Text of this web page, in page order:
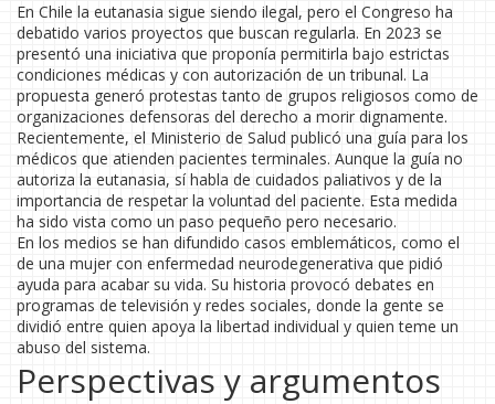
En Chile la eutanasia sigue siendo ilegal, pero el Congreso ha
debatido varios proyectos que buscan regularla. En 2023 se
presentó una iniciativa que proponía permitirla bajo estrictas
condiciones médicas y con autorización de un tribunal. La
propuesta generó protestas tanto de grupos religiosos como de
organizaciones defensoras del derecho a morir dignamente.
Recientemente, el Ministerio de Salud publicó una guía para los
médicos que atienden pacientes terminales. Aunque la guía no
autoriza la eutanasia, sí habla de cuidados paliativos y de la
importancia de respetar la voluntad del paciente. Esta medida
ha sido vista como un paso pequeño pero necesario.
En los medios se han difundido casos emblemáticos, como el
de una mujer con enfermedad neurodegenerativa que pidió
ayuda para acabar su vida. Su historia provocó debates en
programas de televisión y redes sociales, donde la gente se
dividió entre quien apoya la libertad individual y quien teme un
abuso del sistema.
Perspectivas y argumentos